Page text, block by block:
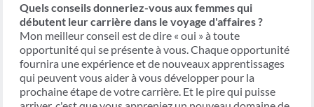
Quels conseils donneriez-vous aux femmes qui
débutent leur carrière dans le voyage d'affaires ?
Mon meilleur conseil est de dire « oui » à toute
opportunité qui se présente à vous. Chaque opportunité
fournira une expérience et de nouveaux apprentissages
qui peuvent vous aider à vous développer pour la
prochaine étape de votre carrière. Et le pire qui puisse